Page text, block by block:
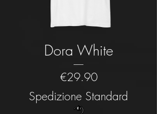
Dora White
Price
€29.90
Spedizione Standard